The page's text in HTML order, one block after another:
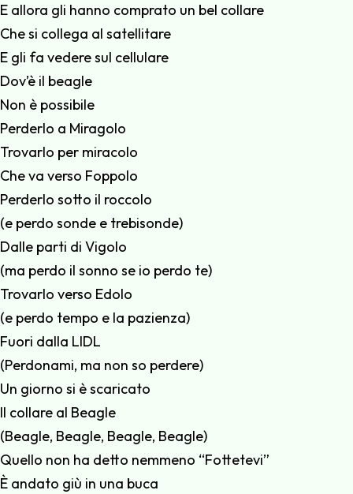
E allora gli hanno comprato un bel collare
Che si collega al satellitare
E gli fa vedere sul cellulare
Dov’è il beagle
Non è possibile
Perderlo a Miragolo
Trovarlo per miracolo
Che va verso Foppolo
Perderlo sotto il roccolo
(e perdo sonde e trebisonde)
Dalle parti di Vigolo
(ma perdo il sonno se io perdo te)
Trovarlo verso Edolo
(e perdo tempo e la pazienza)
Fuori dalla LIDL
(Perdonami, ma non so perdere)
Un giorno si è scaricato
Il collare al Beagle
(Beagle, Beagle, Beagle, Beagle)
Quello non ha detto nemmeno “Fottetevi”
È andato giù in una buca